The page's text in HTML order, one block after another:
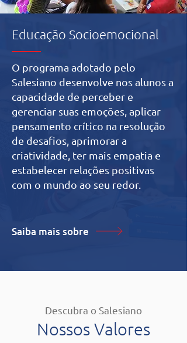
Educação Socioemocional
O programa adotado pelo
Salesiano desenvolve nos alunos a
capacidade de perceber e
gerenciar suas emoções, aplicar
pensamento crítico na resolução
de desafios, aprimorar a
criatividade, ter mais empatia e
estabelecer relações positivas
com o mundo ao seu redor.
Saiba mais sobre
Descubra o Salesiano
Nossos Valores